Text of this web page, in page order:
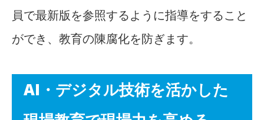
員で最新版を参照するように指導をすること
ができ、教育の陳腐化を防ぎます。
AI・デジタル技術を活かした